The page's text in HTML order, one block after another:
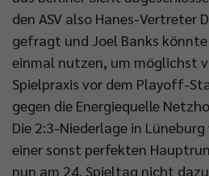
den ASV also Hanes-Vertreter
gefragt und Joel Banks
einmal nutzen, um möglichst
Spielpraxis vor dem Playoff-
gegen die Energiequelle
Die 2:3-Niederlage in
einer sonst perfekten
nun am 24. Spieltag nicht